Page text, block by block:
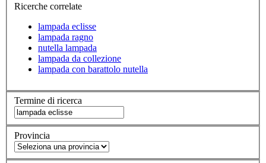
Ricerche correlate
lampada eclisse
lampada ragno
nutella lampada
lampada da collezione
lampada con barattolo nutella
Termine di ricerca
Provincia